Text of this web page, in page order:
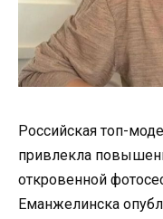
Российская топ-
привлекла
откровенной
Еманжелинска